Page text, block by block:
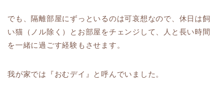
でも、隔離部屋にずっといるのは可哀想なので、休日は飼
い猫（ノル除く）とお部屋をチェンジして、人と長い時間
を一緒に過ごす経験もさせます。
我が家では『おむデイ』と呼んでいました。